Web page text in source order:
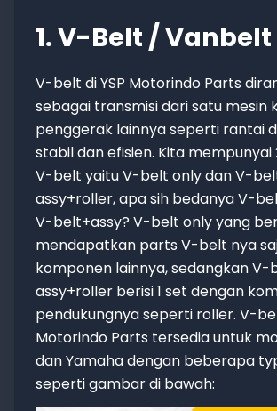
1. V-Belt / Vanbelt
V-belt di YSP Motorindo Parts
sebagai transmisi dari satu mesin
penggerak lainnya seperti rantai
stabil dan efisien. Kita
V-belt yaitu V-belt only dan V-
assy+roller, apa sih bedanya V-
V-belt+assy? V-belt only yang
mendapatkan parts V-belt nya
komponen lainnya, sedangkan V-
assy+roller berisi 1 set dengan
pendukungnya seperti roller. V-
Motorindo Parts tersedia untuk
dan Yamaha dengan beberapa
seperti gambar di bawah: